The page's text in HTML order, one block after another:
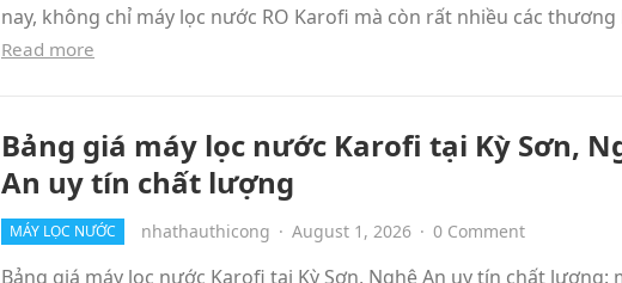
nay, không chỉ máy lọc nước RO Karofi mà còn rất nhiều các
Read more
Bảng giá máy lọc nước Karofi tại Kỳ Sơn‎,
An uy tín chất lượng
MÁY LỌC NƯỚC nhathauthicong · August 1, 2026 · 0 Comment
Bảng giá máy lọc nước Karofi tại Kỳ Sơn‎, Nghệ An uy tín chất lượng: